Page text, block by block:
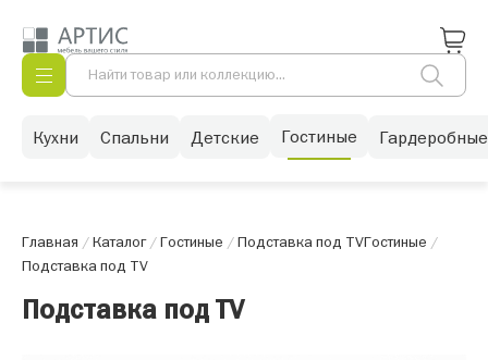
Кухни Спальни Детские Гостиные Гардеробные
Главная /Каталог/Гостиные /Подставка под TVГостиные /
Подставка под TV
Подставка под TV